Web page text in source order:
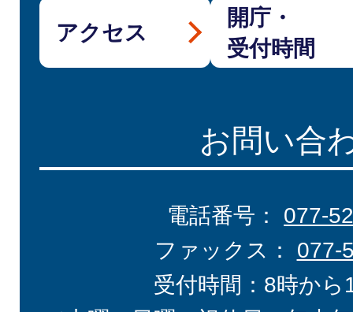
アクセス
開庁・
受付時間
お問い合
電話番号： 077-
ファックス： 077-
受付時間：8時から